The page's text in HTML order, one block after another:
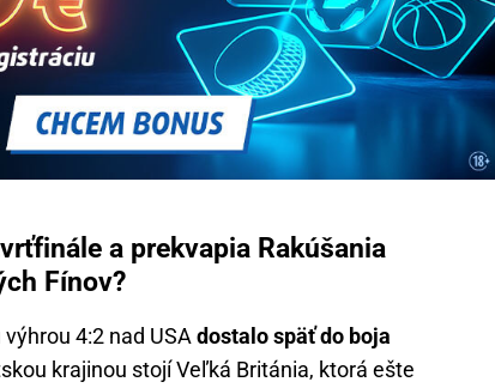
a prekvapia Rakúšania
Fínov?
4:2 nad USAdostalo späť do boja
krajinou stojí Veľká Británia, ktorá ešte